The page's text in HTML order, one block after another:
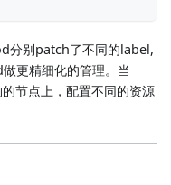
分别patch了不同的label,
更精细化的管理。当
节点上，配置不同的资源